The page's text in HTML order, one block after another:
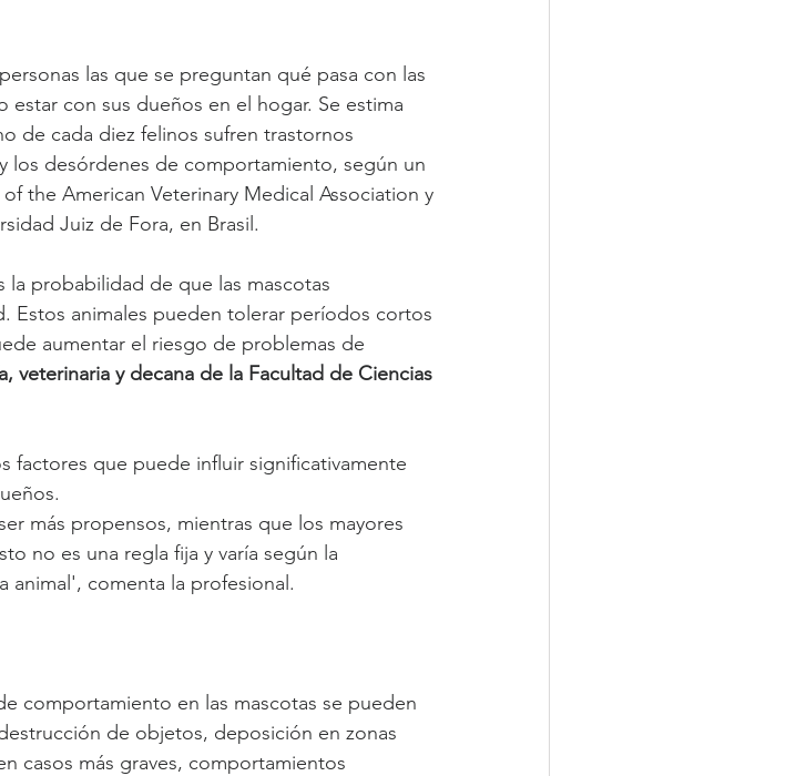
las que se preguntan qué pasa con las
con sus dueños en el hogar. Se estima
de cada diez felinos sufren trastornos
los desórdenes de comportamiento, según un
the American Veterinary Medical Association y
Juiz de Fora, en Brasil.
la probabilidad de que las mascotas
Estos animales pueden tolerar períodos cortos
aumentar el riesgo de problemas de
veterinaria y decana de la Facultad de Ciencias
factores que puede influir significativamente
más propensos, mientras que los mayores
no es una regla fija y varía según la
animal', comenta la profesional.
comportamiento en las mascotas se pueden
de objetos, deposición en zonas
casos más graves, comportamientos